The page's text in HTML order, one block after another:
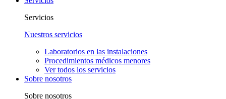
Servicios
Nuestros servicios
Laboratorios en las instalaciones
Procedimientos médicos menores
Ver todos los servicios
Sobre nosotros
Sobre nosotros